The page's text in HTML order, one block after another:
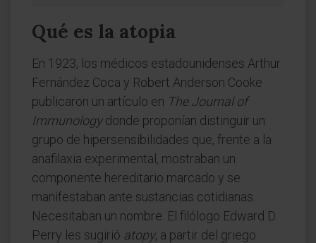
Qué es la atopia
En 1923, los médicos estadounidenses Arthur
Fernández Coca y Robert Anderson Cooke
publicaron un artículo en The Journal of
Immunologydonde proponían distinguir un
grupo de hipersensibilidades que, frente a la
anafilaxia experimental, mostraban un
componente hereditario marcado y se
manifestaban ante sustancias cotidianas.
Necesitaban un nombre. El filólogo Edward D.
Perry les sugirió atopy, a partir del griego